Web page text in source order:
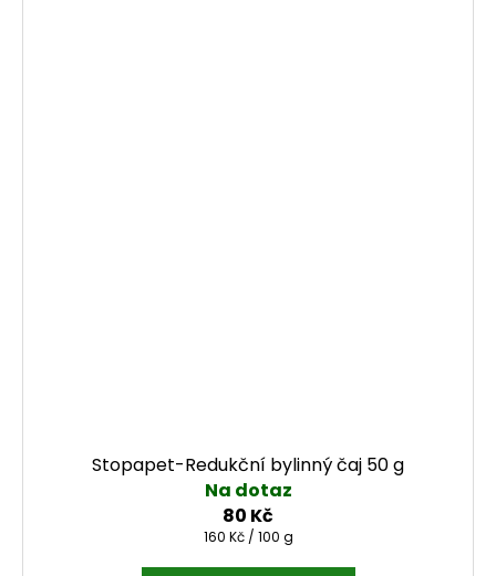
Stopapet-Redukční bylinný čaj 50 g
Na dotaz
80 Kč
Měrná cena:
160 Kč / 100 g